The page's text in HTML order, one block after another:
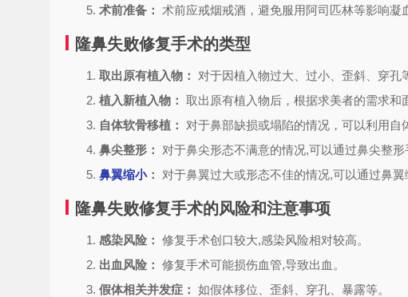
术前准备： 术前应戒烟戒酒，避免服用阿司匹林等影响凝
隆鼻失败修复手术的类型
取出原有植入物：
对于因植入物过大、过小、歪斜、穿孔
植入新植入物： 取出原有植入物后，根据求美者的需求和
自体软骨移植：
对于鼻部缺损或塌陷的情况，可以利用自
鼻尖整形：
对于鼻尖形态不满意的情况,可以通过鼻尖整形
鼻翼缩小： 对于鼻翼过大或形态不佳的情况,可以通过鼻翼
隆鼻失败修复手术的风险和注意事项
感染风险： 修复手术创口较大,感染风险相对较高。
出血风险： 修复手术可能损伤血管,导致出血。
假体相关并发症： 如假体移位、歪斜、穿孔、暴露等。